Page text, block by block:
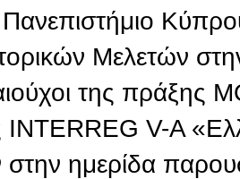
Μελετών
της πράξης
INTERREG V-A
ημερίδα